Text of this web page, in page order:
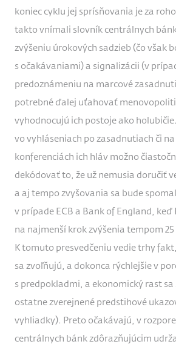
koniec cyklu jej sprísňovania je za
takto vnímali slovník centrálnych
zvýšeniu úrokových sadzieb (čo však
s očakávaniami) a signalizácii (v
predoznámeniu na marcové
potrebné ďalej uťahovať
vyhodnocujú ich postoje ako
vo vyhláseniach po zasadnutiach či
konferenciách ich hláv možno
dekódovať to, že už nemusia doručiť
a aj tempo zvyšovania sa bude
v prípade ECB a Bank of England, keď
na najmenší krok zvýšenia tempom
K tomuto presvedčeniu vedie trhy
sa zvoľňujú, a dokonca rýchlejšie v
s predpokladmi, a ekonomický rast sa
ostatne zverejnené predstihové
vyhliadky). Preto očakávajú, v
centrálnych bánk zdôrazňujúcim